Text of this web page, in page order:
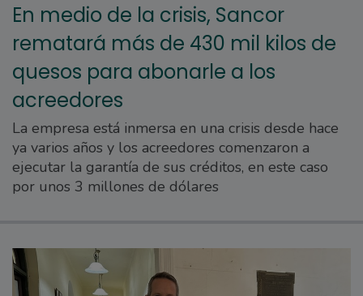
En medio de la crisis, Sancor
rematará más de 430 mil kilos de
quesos para abonarle a los
acreedores
La empresa está inmersa en una crisis desde hace
ya varios años y los acreedores comenzaron a
ejecutar la garantía de sus créditos, en este caso
por unos 3 millones de dólares